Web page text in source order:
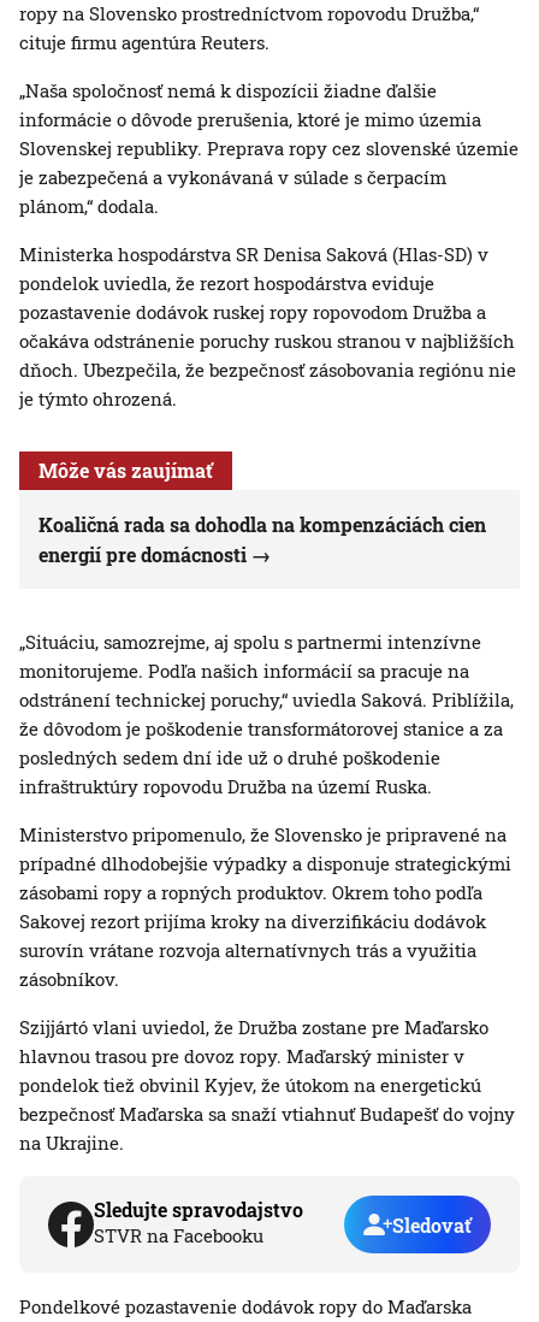
ropy na Slovensko prostredníctvom ropovodu Družba,“
cituje firmu agentúra Reuters.
„Naša spoločnosť nemá k dispozícii žiadne ďalšie
informácie o dôvode prerušenia, ktoré je mimo územia
Slovenskej republiky. Preprava ropy cez slovenské územie
je zabezpečená a vykonávaná v súlade s čerpacím
plánom,“ dodala.
Ministerka hospodárstva SR Denisa Saková (Hlas-SD) v
pondelok uviedla, že rezort hospodárstva eviduje
pozastavenie dodávok ruskej ropy ropovodom Družba a
očakáva odstránenie poruchy ruskou stranou v najbližších
dňoch. Ubezpečila, že bezpečnosť zásobovania regiónu nie
je týmto ohrozená.
Môže vás zaujímať
Koaličná rada sa dohodla na kompenzáciách cien
energií pre domácnosti
„Situáciu, samozrejme, aj spolu s partnermi intenzívne
monitorujeme. Podľa našich informácií sa pracuje na
odstránení technickej poruchy,“ uviedla Saková. Priblížila,
že dôvodom je poškodenie transformátorovej stanice a za
posledných sedem dní ide už o druhé poškodenie
infraštruktúry ropovodu Družba na území Ruska.
Ministerstvo pripomenulo, že Slovensko je pripravené na
prípadné dlhodobejšie výpadky a disponuje strategickými
zásobami ropy a ropných produktov. Okrem toho podľa
Sakovej rezort prijíma kroky na diverzifikáciu dodávok
surovín vrátane rozvoja alternatívnych trás a využitia
zásobníkov.
Szijjártó vlani uviedol, že Družba zostane pre Maďarsko
hlavnou trasou pre dovoz ropy. Maďarský minister v
pondelok tiež obvinil Kyjev, že útokom na energetickú
bezpečnosť Maďarska sa snaží vtiahnuť Budapešť do vojny
na Ukrajine.
Sledujte spravodajstvo
STVR na Facebooku Sledovať
Pondelkové pozastavenie dodávok ropy do Maďarska